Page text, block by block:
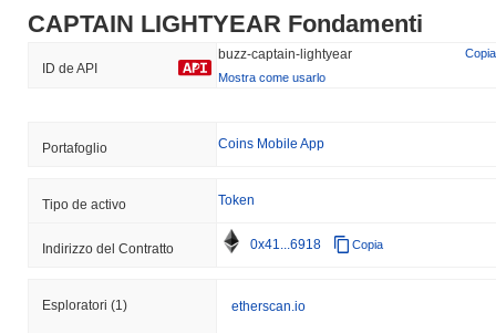
CAPTAIN LIGHTYEAR Fondamenti
ID de API
buzz-captain-lightyear
Copia
Mostra come usarlo
Portafoglio Coins Mobile App
Tipo de activo Token
Indirizzo del Contratto 0x41...6918 Copia
Esploratori (1) etherscan.io